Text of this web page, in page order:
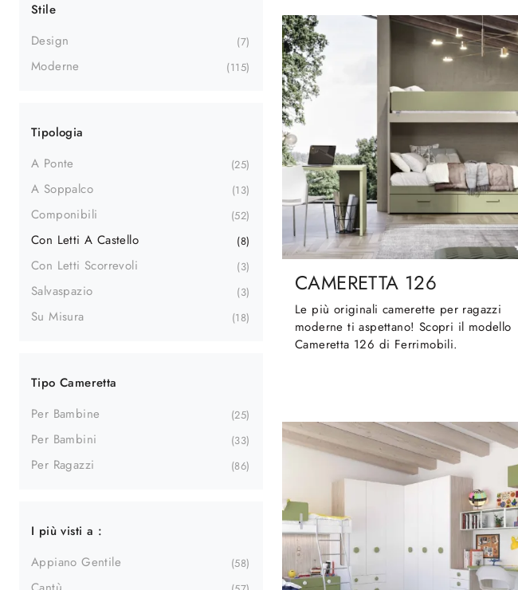
Stile
Design
7
Moderne 115
Tipologia
A Ponte
25
A Soppalco 13
Componibili 52
Con Letti A Castello 8
Con Letti Scorrevoli 3
Salvaspazio 3
Su Misura 18
Tipo Cameretta
Per Bambine
25
Per Bambini 33
Per Ragazzi 86
I più visti a :
Appiano Gentile
58
CAMERETTA 126
Le più originali camerette per ragazzi
moderne ti aspettano! Scopri il modello
Cameretta 126 di Ferrimobili.